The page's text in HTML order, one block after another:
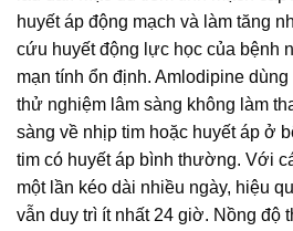
huyết áp động mạch và làm tăng
cứu huyết động lực học của bệnh
mạn tính ổn định. Amlodipine
thử nghiệm lâm sàng không làm
sàng về nhịp tim hoặc huyết áp ở
tim có huyết áp bình thường. Với
một lần kéo dài nhiều ngày, hiệu
vẫn duy trì ít nhất 24 giờ. Nồng độ